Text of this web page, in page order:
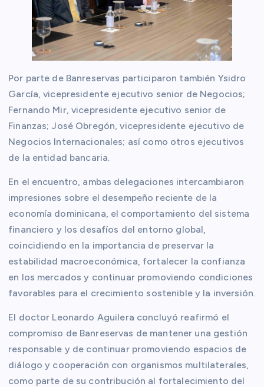
Por parte de Banreservas participaron también Ysidro
García, vicepresidente ejecutivo senior de Negocios;
Fernando Mir, vicepresidente ejecutivo senior de
Finanzas; José Obregón, vicepresidente ejecutivo de
Negocios Internacionales; así como otros ejecutivos
de la entidad bancaria.
En el encuentro, ambas delegaciones intercambiaron
impresiones sobre el desempeño reciente de la
economía dominicana, el comportamiento del sistema
financiero y los desafíos del entorno global,
coincidiendo en la importancia de preservar la
estabilidad macroeconómica, fortalecer la confianza
en los mercados y continuar promoviendo condiciones
favorables para el crecimiento sostenible y la inversión.
El doctor Leonardo Aguilera concluyó reafirmó el
compromiso de Banreservas de mantener una gestión
responsable y de continuar promoviendo espacios de
diálogo y cooperación con organismos multilaterales,
como parte de su contribución al fortalecimiento del